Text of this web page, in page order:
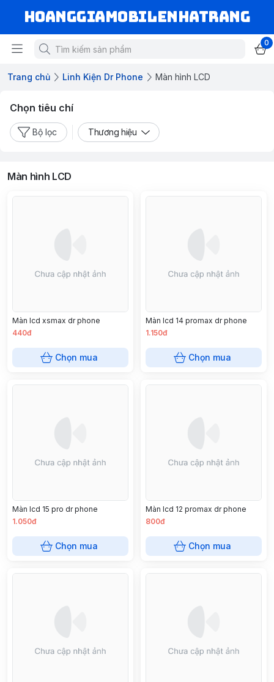
hoanggiamobilenhatrang
0
Trang chủ Linh Kiện Dr Phone Màn hình LCD
Chọn tiêu chí
Bộ lọc Thương hiệu
Màn hình LCD
Màn lcd xsmax dr phone
440đ
Chọn mua
Màn lcd 14 promax dr phone
1.150đ
Chọn mua
Màn lcd 15 pro dr phone
1.050đ
Chọn mua
Màn lcd 12 promax dr phone
800đ
Chọn mua